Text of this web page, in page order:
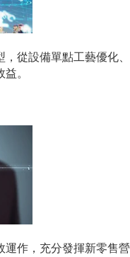
從設備單點工藝優化、
。
運作，充分發揮新零售營